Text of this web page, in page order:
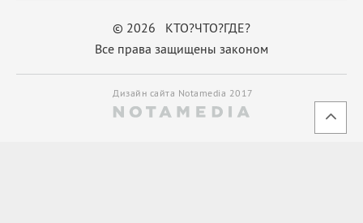
© 2026 КТО?ЧТО?ГДЕ?
Все права защищены законом
Дизайн сайта Notamedia 2017